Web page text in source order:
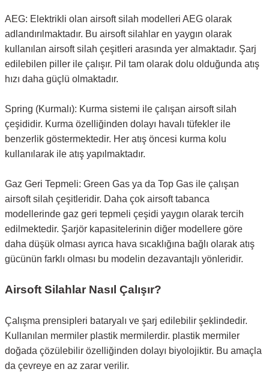
AEG: Elektrikli olan airsoft silah modelleri AEG olarak
adlandırılmaktadır. Bu airsoft silahlar en yaygın olarak
kullanılan airsoft silah çeşitleri arasında yer almaktadır. Şarj
edilebilen piller ile çalışır. Pil tam olarak dolu olduğunda atış
hızı daha güçlü olmaktadır.
Spring (Kurmalı): Kurma sistemi ile çalışan airsoft silah
çeşididir. Kurma özelliğinden dolayı havalı tüfekler ile
benzerlik göstermektedir. Her atış öncesi kurma kolu
kullanılarak ile atış yapılmaktadır.
Gaz Geri Tepmeli: Green Gas ya da Top Gas ile çalışan
airsoft silah çeşitleridir. Daha çok airsoft tabanca
modellerinde gaz geri tepmeli çeşidi yaygın olarak tercih
edilmektedir. Şarjör kapasitelerinin diğer modellere göre
daha düşük olması ayrıca hava sıcaklığına bağlı olarak atış
gücünün farklı olması bu modelin dezavantajlı yönleridir.
Airsoft Silahlar Nasıl Çalışır?
Çalışma prensipleri bataryalı ve şarj edilebilir şeklindedir.
Kullanılan mermiler plastik mermilerdir. plastik mermiler
doğada çözülebilir özelliğinden dolayı biyolojiktir. Bu amaçla
da çevreye en az zarar verilir.